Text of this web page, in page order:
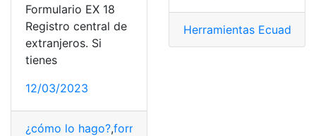
Formulario EX 18
Registro central de
extranjeros. Si
tienes
12/03/2023
¿cómo lo hago?,formulario
Herramientas Ecuador